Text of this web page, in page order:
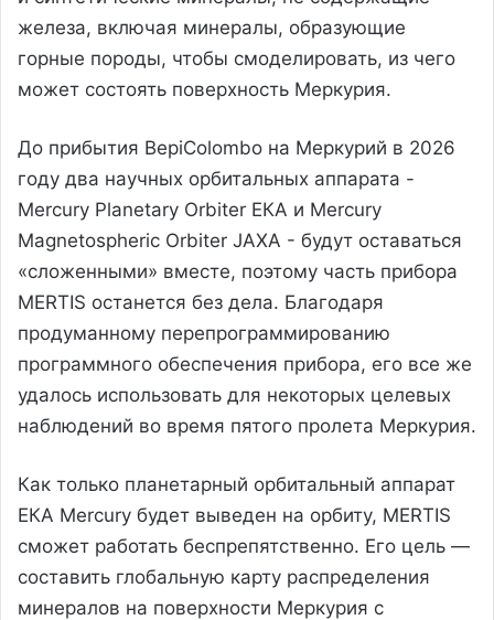
железа, включая минералы, образующие
горные породы, чтобы смоделировать, из чего
может состоять поверхность Меркурия.
До прибытия BepiColombo на Меркурий в 2026
году два научных орбитальных аппарата -
Mercury Planetary Orbiter ЕКА и Mercury
Magnetospheric Orbiter JAXA - будут оставаться
«сложенными» вместе, поэтому часть прибора
MERTIS останется без дела. Благодаря
продуманному перепрограммированию
программного обеспечения прибора, его все же
удалось использовать для некоторых целевых
наблюдений во время пятого пролета Меркурия.
Как только планетарный орбитальный аппарат
ЕКА Mercury будет выведен на орбиту, MERTIS
сможет работать беспрепятственно. Его цель —
составить глобальную карту распределения
минералов на поверхности Меркурия с